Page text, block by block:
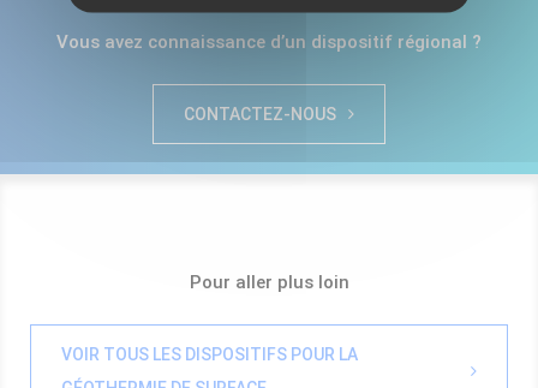
Vous avez connaissance d’un dispositif régional ?
CONTACTEZ-NOUS
Pour aller plus loin
VOIR TOUS LES DISPOSITIFS POUR LA